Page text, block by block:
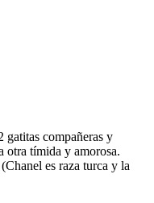
gatitas compañeras y
otra tímida y amorosa.
(Chanel es raza turca y la